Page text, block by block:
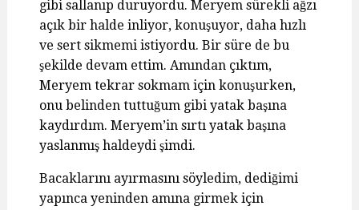
gibi sallanıp duruyordu. Meryem sürekli ağzı
açık bir halde inliyor, konuşuyor, daha hızlı
ve sert sikmemi istiyordu. Bir süre de bu
şekilde devam ettim. Amından çıktım,
Meryem tekrar sokmam için konuşurken,
onu belinden tuttuğum gibi yatak başına
kaydırdım. Meryem’in sırtı yatak başına
yaslanmış haldeydi şimdi.
Bacaklarını ayırmasını söyledim, dediğimi
yapınca yeninden amına girmek için